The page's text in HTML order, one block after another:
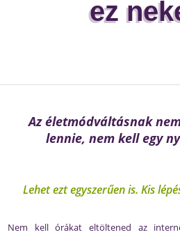
ez
Az életmódváltásnak
lennie, nem kell egy
Lehet ezt egyszerűen is. Kis
Nem kell órákat eltöltened az